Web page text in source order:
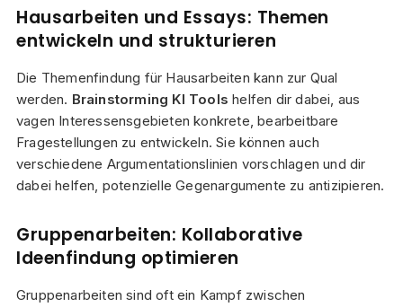
Hausarbeiten und Essays: Themen
entwickeln und strukturieren
Die Themenfindung für Hausarbeiten kann zur Qual
werden. Brainstorming KI Tools helfen dir dabei, aus
vagen Interessensgebieten konkrete, bearbeitbare
Fragestellungen zu entwickeln. Sie können auch
verschiedene Argumentationslinien vorschlagen und dir
dabei helfen, potenzielle Gegenargumente zu antizipieren.
Gruppenarbeiten: Kollaborative
Ideenfindung optimieren
Gruppenarbeiten sind oft ein Kampf zwischen